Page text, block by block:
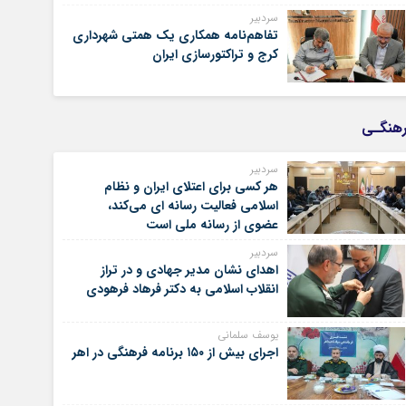
سردبیر
تفاهم‌نامه همکاری یک همتی شهرداری
کرج و تراکتورسازی ایران
سردبیر
هر کسی برای اعتلای ایران و نظام
اسلامی فعالیت رسانه ای می‌کند،
عضوی از رسانه ملی است
سردبیر
اهدای نشان مدیر جهادی و در تراز
انقلاب اسلامی به دکتر فرهاد فرهودی
یوسف سلمانی
اجرای بیش از ۱۵۰ برنامه فرهنگی در اهر